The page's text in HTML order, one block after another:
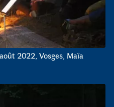
2022, Vosges, Maïa